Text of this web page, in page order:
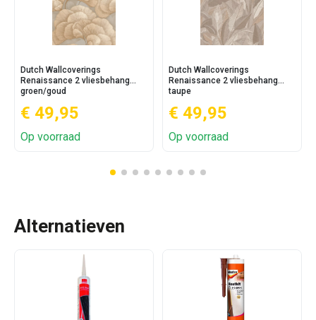
Dutch Wallcoverings
Renaissance 2 vliesbehang
groen/goud
€ 49,95
Op voorraad
Dutch Wallcoverings
Renaissance 2 vliesbehang
taupe
€ 49,95
Op voorraad
Alternatieven